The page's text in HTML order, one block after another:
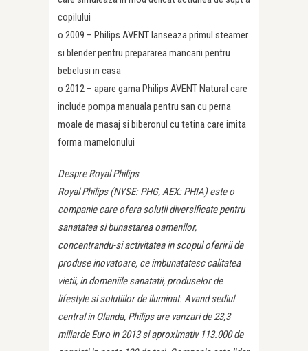
copilului
o 2009 – Philips AVENT lanseaza primul steamer
si blender pentru prepararea mancarii pentru
bebelusi in casa
o 2012 – apare gama Philips AVENT Natural care
include pompa manuala pentru san cu perna
moale de masaj si biberonul cu tetina care imita
forma mamelonului
Despre Royal Philips
Royal Philips (NYSE: PHG, AEX: PHIA) este o
companie care ofera solutii diversificate pentru
sanatatea si bunastarea oamenilor,
concentrandu-si activitatea in scopul oferirii de
produse inovatoare, ce imbunatatesc calitatea
vietii, in domeniile sanatatii, produselor de
lifestyle si solutiilor de iluminat. Avand sediul
central in Olanda, Philips are vanzari de 23,3
miliarde Euro in 2013 si aproximativ 113.000 de